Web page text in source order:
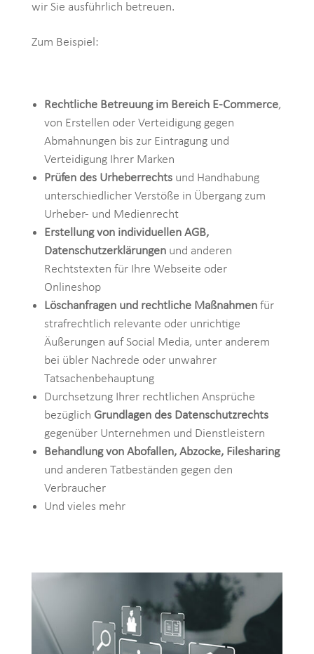
wir Sie ausführlich betreuen.
Zum Beispiel:
Rechtliche Betreuung im Bereich E-Commerce,
von Erstellen oder Verteidigung gegen
Abmahnungen bis zur Eintragung und
Verteidigung Ihrer Marken
Prüfen des Urheberrechts und Handhabung
unterschiedlicher Verstöße in Übergang zum
Urheber- und Medienrecht
Erstellung von individuellen AGB,
Datenschutzerklärungenund anderen
Rechtstexten für Ihre Webseite oder
Onlineshop
Löschanfragen und rechtliche Maßnahmenfür
strafrechtlich relevante oder unrichtige
Äußerungen auf Social Media, unter anderem
bei übler Nachrede oder unwahrer
Tatsachenbehauptung
Durchsetzung Ihrer rechtlichen Ansprüche
bezüglich Grundlagen des Datenschutzrechts
gegenüber Unternehmen und Dienstleistern
Behandlung von Abofallen, Abzocke, Filesharing
und anderen Tatbeständen gegen den
Verbraucher
Und vieles mehr